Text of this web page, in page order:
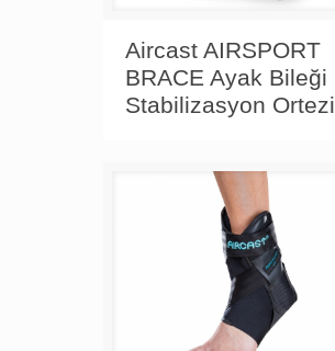
Aircast AIRSPORT
BRACE Ayak Bileği
Stabilizasyon Ortezi